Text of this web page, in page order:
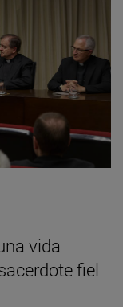
vida
fiel